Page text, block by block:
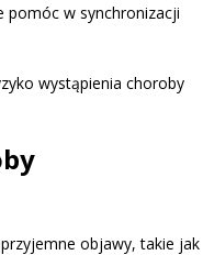
pomóc w synchronizacji
wystąpienia choroby
objawy, takie jak